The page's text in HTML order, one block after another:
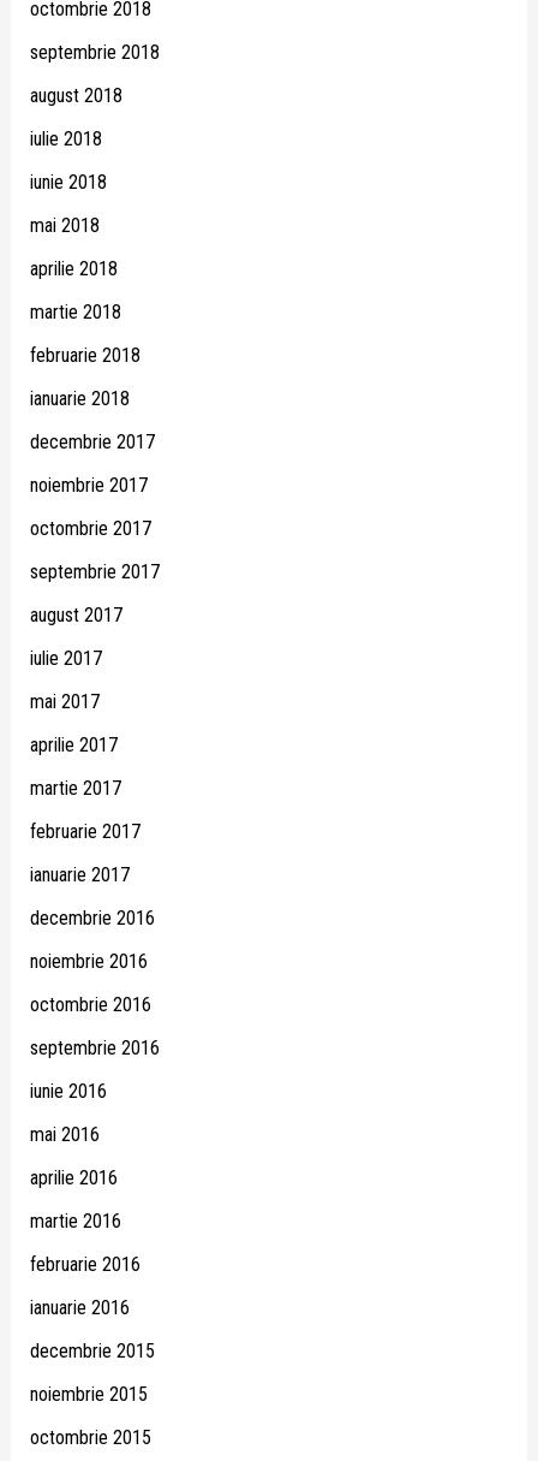
octombrie 2018
septembrie 2018
august 2018
iulie 2018
iunie 2018
mai 2018
aprilie 2018
martie 2018
februarie 2018
ianuarie 2018
decembrie 2017
noiembrie 2017
octombrie 2017
septembrie 2017
august 2017
iulie 2017
mai 2017
aprilie 2017
martie 2017
februarie 2017
ianuarie 2017
decembrie 2016
noiembrie 2016
octombrie 2016
septembrie 2016
iunie 2016
mai 2016
aprilie 2016
martie 2016
februarie 2016
ianuarie 2016
decembrie 2015
noiembrie 2015
octombrie 2015